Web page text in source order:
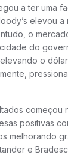
a ter uma
elevou
o
do
o
começou
positivas
melhorando
e